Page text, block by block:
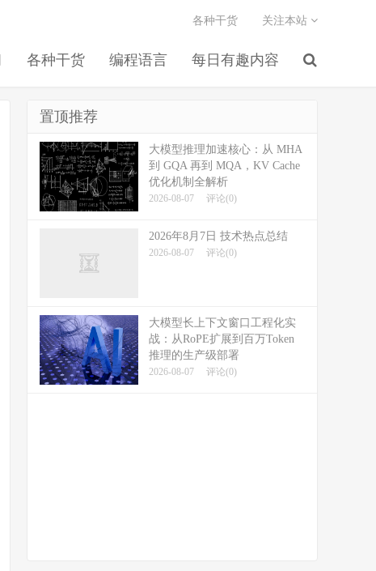
各种干货 编程语言 每日有趣内容
各种干货 关注本站
置顶推荐
大模型推理加速核心：从 MHA
到 GQA 再到 MQA，KV Cache
优化机制全解析
2026-08-07 评论(0)
2026年8月7日 技术热点总结
2026-08-07 评论(0)
大模型长上下文窗口工程化实
战：从RoPE扩展到百万Token
推理的生产级部署
2026-08-07 评论(0)